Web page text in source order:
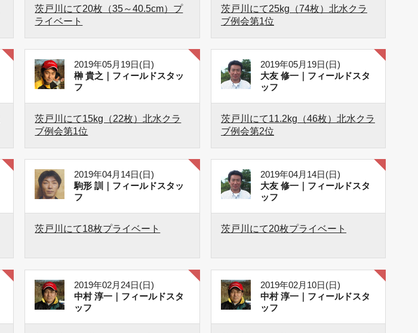
茨戸川にて20枚（35～40.5cm）プ
ライベート
茨戸川にて25kg（74枚）北水クラ
ブ例会第1位
2019年05月19日(日)
榊 貴之｜フィールドスタッ
フ
茨戸川にて15kg（22枚）北水クラ
ブ例会第1位
2019年05月19日(日)
大友 修一｜フィールドスタ
ッフ
茨戸川にて11.2kg（46枚）北水クラ
ブ例会第2位
2019年04月14日(日)
駒形 訓｜フィールドスタッ
フ
茨戸川にて18枚プライベート
2019年04月14日(日)
大友 修一｜フィールドスタ
ッフ
茨戸川にて20枚プライベート
2019年02月24日(日)
中村 淳一｜フィールドスタ
ッフ
2019年02月10日(日)
中村 淳一｜フィールドスタ
ッフ